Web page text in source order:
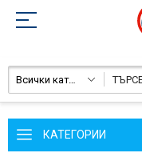
Всички категории
КАТЕГОРИИ